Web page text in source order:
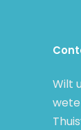
Wilt